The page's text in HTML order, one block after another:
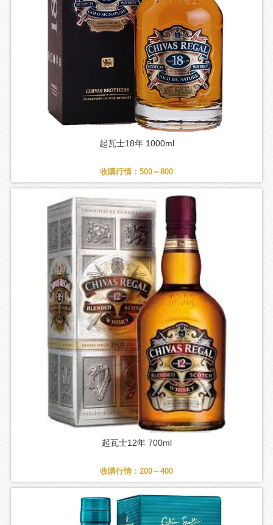
起瓦士18年 1000ml
收購行情：500～800
起瓦士12年 700ml
收購行情：200～400